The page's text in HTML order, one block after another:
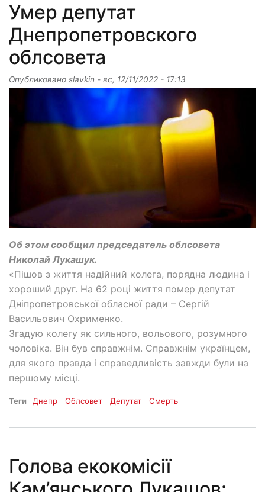
Умер депутат
Днепропетровского
облсовета
Опубликовано slavkin - вс, 12/11/2022 - 17:13
Об этом сообщил председатель облсовета
Николай Лукашук.
«Пішов з життя надійний колега, порядна людина і
хороший друг. На 62 році життя помер депутат
Дніпропетровської обласної ради – Сергій
Васильович Охрименко.
Згадую колегу як сильного, вольового, розумного
чоловіка. Він був справжнім. Справжнім українцем,
для якого правда і справедливість завжди були на
першому місці.
Теги Днепр Облсовет Депутат Смерть
Голова екокомісії